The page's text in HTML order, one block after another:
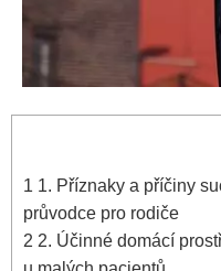
1 1. Příznaky ⁣a příčiny
průvodce ⁣pro rodiče
2 2. Účinné domácí